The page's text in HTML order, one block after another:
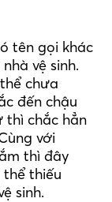
tên gọi khác
vệ sinh.
chưa
đến chậu
thì chắc hẳn
với
thì đây
thiếu
sinh.